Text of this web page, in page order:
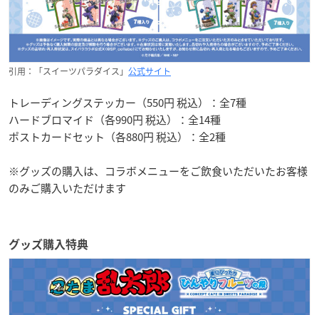
引用：「スイーツパラダイス」 公式サイト
トレーディングステッカー（550円 税込）：全7種
ハードブロマイド（各990円 税込）：全14種
ポストカードセット（各880円 税込）：全2種
※グッズの購入は、コラボメニューをご飲食いただいたお客様
のみご購入いただけます
グッズ購入特典